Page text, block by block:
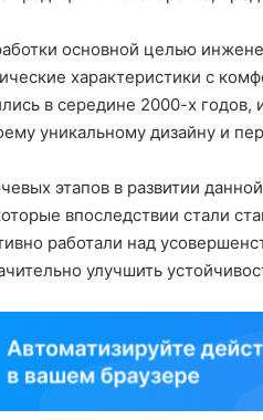
основной целью
характеристики с
в середине 2000-х годов,
уникальному дизайну и
этапов в развитии
впоследствии стали
работали над
улучшить